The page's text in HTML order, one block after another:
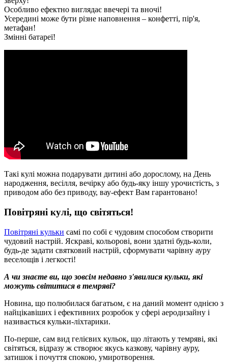
Особливо ефектно виглядає ввечері та вночі!
Усередині може бути різне наповнення – конфетті, пір'я,
метафан!
Змінні батареї!
Такі кулі можна подарувати дитині або дорослому, на День
народження, весілля, вечірку або будь-яку іншу урочистість, з
приводом або без приводу, вау-ефект Вам гарантовано!
Повітряні кулі, що світяться!
Повітряні кульки самі по собі є чудовим способом створити
чудовий настрій. Яскраві, кольорові, вони здатні будь-коли,
будь-де задати святковий настрій, сформувати чарівну ауру
веселощів і легкості!
А чи знаєте ви, що зовсім недавно з'явилися кульки, які
можуть світитися в темряві?
Новина, що полюбилася багатьом, є на даний момент однією з
найцікавіших і ефективних розробок у сфері аеродизайну і
називається кульки-ліхтарики.
По-перше, сам вид гелієвих кульок, що літають у темряві, які
світяться, відразу ж створює якусь казкову, чарівну ауру,
затишок і почуття спокою, умиротворення.